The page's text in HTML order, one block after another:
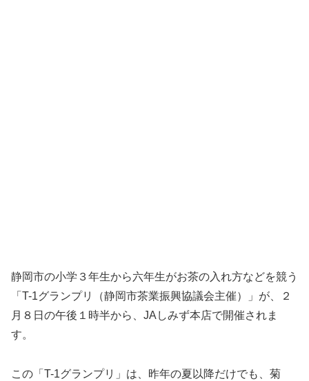
静岡市の小学３年生から六年生がお茶の入れ方などを競う
「T-1グランプリ（静岡市茶業振興協議会主催）」が、２
月８日の午後１時半から、JAしみず本店で開催されま
す。
この「T-1グランプリ」は、昨年の夏以降だけでも、菊